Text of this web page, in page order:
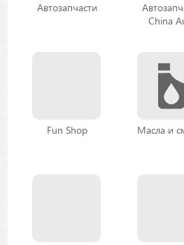
Автозапчасти
China
Fun Shop Масла и